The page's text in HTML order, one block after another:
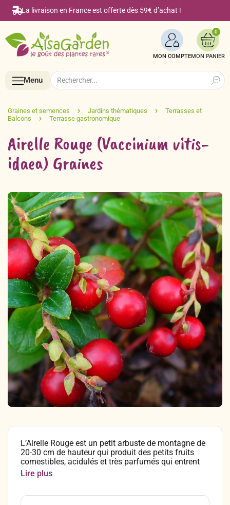
La livraison en France est offerte dès 59€ d’achat !
MON COMPTE
0
Menu
Menu
Accueil
Boutique en ligne
Semences BIO de A à Z
Légumes & Potagères
Aromatiques & Comestibles
Fleurs, Prairies, Engrais verts
Accesoires de Jardinage
Coffrets & Idées Cadeaux
Tisanes & Infusions BIO
Faire-part à semer
Le Blog Alsagarden
Jardinage au naturel
Découvertes végétales
Plantes & Gastronomie
Bricolage & Inspirations
Notre philosophie
Ateliers & Evènements
Visitez notre magasin
Maraichers & Revendeurs
Search
for:
Airelle Rouge (Vaccinium vitis-
idaea) Graines
L’Airelle Rouge est un petit arbuste de montagne de
20-30 cm de hauteur qui produit des petits fruits
comestibles, acidulés et très parfumés qui entrent
dans la composition de plats en sauces, confitures,
et diverses pâtisseries.
Lire plus